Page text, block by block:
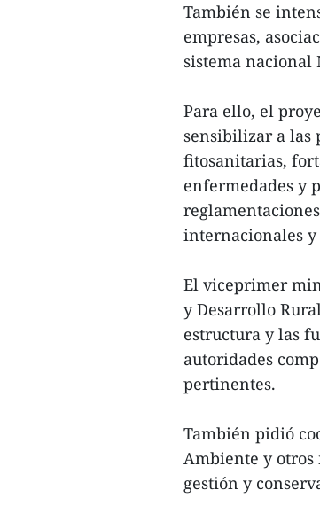
También se
empresas,
sistema nacional
Para ello, el
sensibilizar a las
fitosanitarias,
enfermedades y
internacionales y
El viceprimer
y Desarrollo
estructura y las
autoridades
pertinentes.
También pidió
Ambiente y otros
gestión y